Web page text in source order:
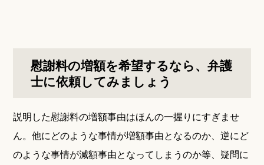
慰謝料の増額を希望するなら、弁護
士に依頼してみましょう
説明した慰謝料の増額事由はほんの一握りにすぎませ
ん。他にどのような事情が増額事由となるのか、逆にど
のような事情が減額事由となってしまうのか等、疑問に